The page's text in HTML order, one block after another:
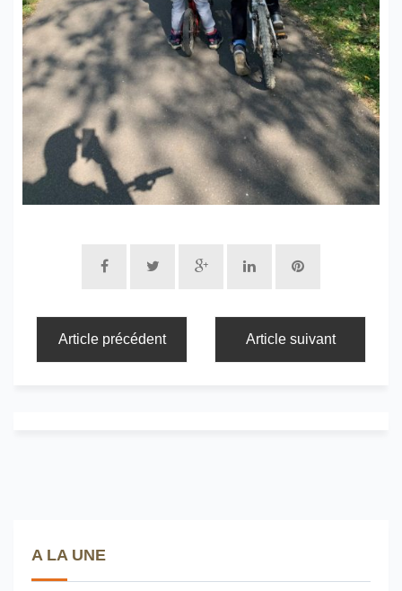
Article précédent Article suivant
A LA UNE